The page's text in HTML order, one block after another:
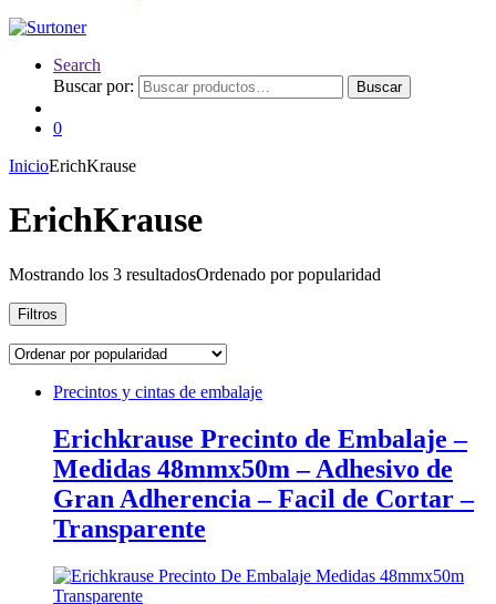
Search
Buscar por:
Buscar
0
InicioErichKrause
ErichKrause
Mostrando los 3 resultadosOrdenado por popularidad
Filtros
Precintos y cintas de embalaje
Erichkrause Precinto de Embalaje –
Medidas 48mmx50m – Adhesivo de
Gran Adherencia – Facil de Cortar –
Transparente